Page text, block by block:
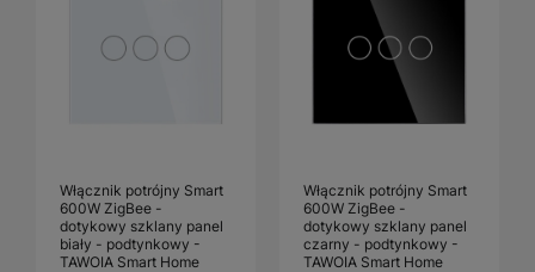
Włącznik potrójny Smart
600W ZigBee -
dotykowy szklany panel
biały - podtynkowy -
TAWOIA Smart Home
Włącznik potrójny Smart
600W ZigBee -
dotykowy szklany panel
czarny - podtynkowy -
TAWOIA Smart Home